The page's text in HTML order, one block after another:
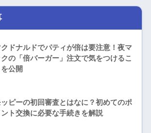
クドナルドでパティが倍は要注意！夜マ
クの「倍バーガー」注文で気をつけるこ
を公開
ッピーの初回審査とはなに？初めてのポ
ント交換に必要な手続きを解説